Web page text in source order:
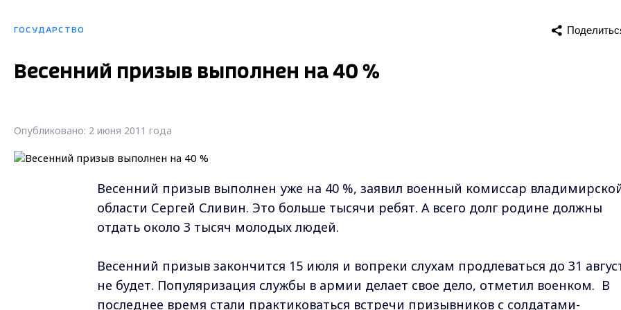
ГОСУДАРСТВО
Весенний призыв выполнен на 40 %
Опубликовано: 2 июня 2011 года
Весенний призыв выполнен уже на 40 %, заявил военный комиссар
области Сергей Сливин. Это больше тысячи ребят. А всего долг родине должны
отдать около 3 тысяч молодых людей.
Весенний призыв закончится 15 июля и вопреки слухам продлеваться до 31
не будет. Популяризация службы в армии делает свое дело, отметил военком. В
последнее время стали практиковаться встречи призывников с солдатами-